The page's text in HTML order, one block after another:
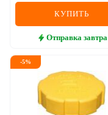
КУПИТЬ
Отправка завтра
-5%